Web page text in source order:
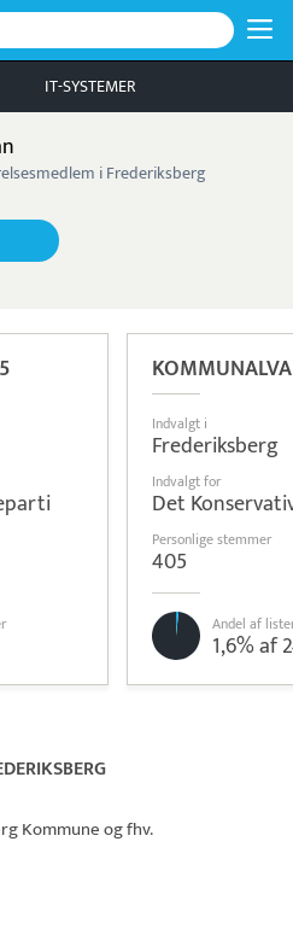
IT-SYSTEMER
i Frederiksberg
Indvalgt i
Frederiksberg
Indvalgt for
Det
Personlige stemmer
405
Andel af
1,6% af
Kommune og fhv.